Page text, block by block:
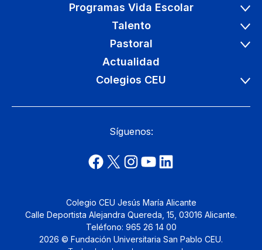
Programas Vida Escolar
Talento
Pastoral
Actualidad
Colegios CEU
Síguenos:
Colegio CEU Jesús María Alicante
Calle Deportista Alejandra Quereda, 15, 03016 Alicante.
Teléfono: 965 26 14 00
2026 © Fundación Universitaria San Pablo CEU.